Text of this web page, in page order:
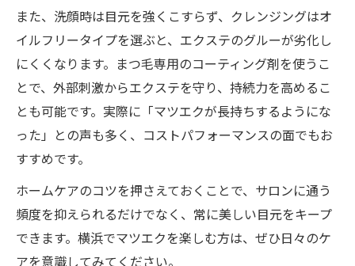
また、洗顔時は目元を強くこすらず、クレンジングはオ
イルフリータイプを選ぶと、エクステのグルーが劣化し
にくくなります。まつ毛専用のコーティング剤を使うこ
とで、外部刺激からエクステを守り、持続力を高めるこ
とも可能です。実際に「マツエクが長持ちするようにな
った」との声も多く、コストパフォーマンスの面でもお
すすめです。
ホームケアのコツを押さえておくことで、サロンに通う
頻度を抑えられるだけでなく、常に美しい目元をキープ
できます。横浜でマツエクを楽しむ方は、ぜひ日々のケ
アを意識してみてください。